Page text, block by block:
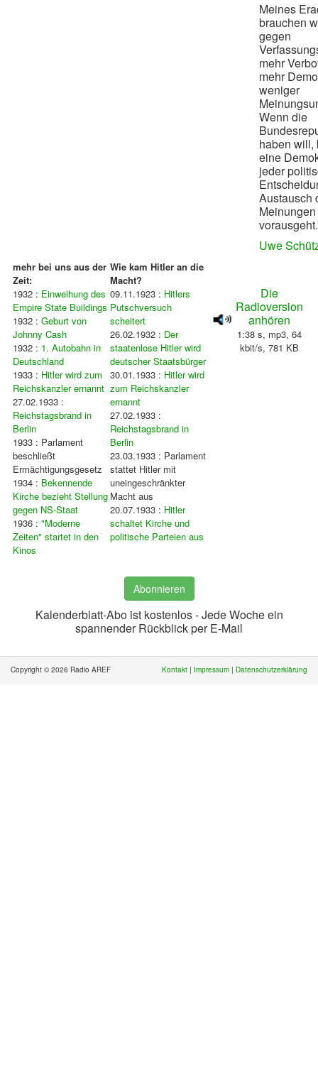
Meines
brauchen
gegen
mehr
mehr
weniger
Wenn die
haben will,
eine
jeder
Austausch
vorausgeht.
Uwe
mehr bei uns aus der
Zeit:
Wie kam Hitler an die
Macht?
1932 : Einweihung des
Empire State Buildings
1932 : Geburt von
Johnny Cash
1932 : 1. Autobahn in
Deutschland
1933 : Hitlerwird zum
Reichskanzler ernannt
27.02.1933 :
Reichstagsbrand in
Berlin
1933 : Parlament
beschließt
Ermächtigungsgesetz
1934 : Bekennende
Kirche bezieht Stellung
gegen NS-Staat
1936 : "Moderne
Zeiten" startet in den
Kinos
09.11.1923 : Hitlers
Putschversuch
scheitert
26.02.1932 : Der
staatenlose Hitler wird
deutscher Staatsbürger
30.01.1933 : Hitlerwird
zum Reichskanzler
ernannt
27.02.1933 :
Reichstagsbrand in
Berlin
23.03.1933 : Parlament
stattet Hitler mit
uneingeschränkter
Macht aus
20.07.1933 : Hitler
schaltet Kirche und
politische Parteien aus
Die
Radioversion
anhören
1:38 s, mp3, 64
kbit/s, 781 KB
Abonnieren
Kalenderblatt-Abo ist kostenlos - Jede Woche ein
spannender Rückblick per E-Mail
Copyright © 2026 Radio AREF Kontakt | Impressum | Datenschutzerklärung